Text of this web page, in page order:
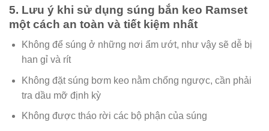
5. Lưu ý khi sử dụng súng bắn keo Ramset
một cách an toàn và tiết kiệm nhất
Không để súng ở những nơi ẩm ướt, như vậy sẽ dễ bị
han gỉ và rít
Không đặt súng bơm keo nằm chổng ngược, cần phải
tra dầu mỡ định kỳ
Không được tháo rời các bộ phận của súng